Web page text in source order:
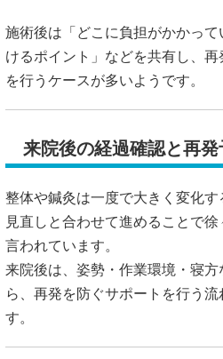
施術後は「どこに負担がかかっ
けるポイント」などを共有し、
を行うケースが多いようです。
来院後の経過確認と再発
整体や鍼灸は一度で大きく変化
見直しと合わせて進めることで
言われています。
来院後は、姿勢・作業環境・寝
ら、再発を防ぐサポートを行う
す。